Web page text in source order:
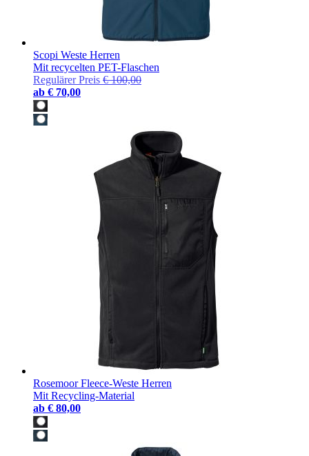
Scopi Weste Herren
Mit recycelten PET-Flaschen
Regulärer Preis € 100,00
ab € 70,00
Rosemoor Fleece-Weste Herren
Mit Recycling-Material
ab € 80,00